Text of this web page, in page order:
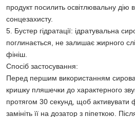
продукт посилить освітлювальну дію
сонцезахисту.
5. Бустер гідратації: ідратувальна
поглинається, не залишає жирного
фініш.
Спосіб застосування:
Перед першим використанням
кришку пляшечки до характерного
протягом 30 секунд, щоб активувати
замініть її на дозатор з піпеткою.